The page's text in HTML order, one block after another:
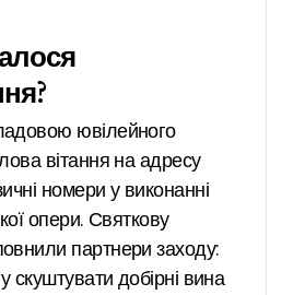
ювілейного
вітання на адресу
номери у виконанні
опери. Святкову
партнери заходу:
скуштувати добірні вина